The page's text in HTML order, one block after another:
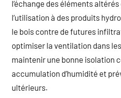
l’échange des éléments
l’utilisation à des produits
le bois contre de futures
optimiser la ventilation dans
maintenir une bonne isolation
accumulation d’humidité et
ultérieurs.